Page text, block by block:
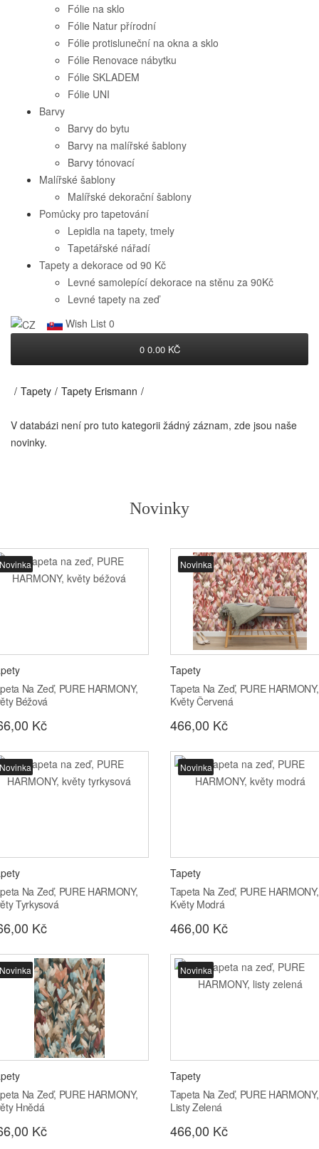
Fólie na sklo
Fólie Natur přírodní
Fólie protisluneční na okna a sklo
Fólie Renovace nábytku
Fólie SKLADEM
Fólie UNI
Barvy
Barvy do bytu
Barvy na malířské šablony
Barvy tónovací
Malířské šablony
Malířské dekorační šablony
Pomůcky pro tapetování
Lepidla na tapety, tmely
Tapetářské nářadí
Tapety a dekorace od 90 Kč
Levné samolepící dekorace na stěnu za 90Kč
Levné tapety na zeď
Wish List 0
0 0.00 KČ
Tapety Tapety Erismann
V databázi není pro tuto kategorii žádný záznam, zde jsou naše
novinky.
Novinky
Na Zeď, PURE HARMONY,
Béžová
Kč
Novinka
Tapety
Tapeta Na Zeď, PURE HARMONY,
Květy Červená
466,00 Kč
Na Zeď, PURE HARMONY,
Tyrkysová
Kč
Novinka
Tapety
Tapeta Na Zeď, PURE HARMONY,
Květy Modrá
466,00 Kč
Na Zeď, PURE HARMONY,
Hnědá
Kč
Novinka
Tapety
Tapeta Na Zeď, PURE HARMONY,
Listy Zelená
466,00 Kč